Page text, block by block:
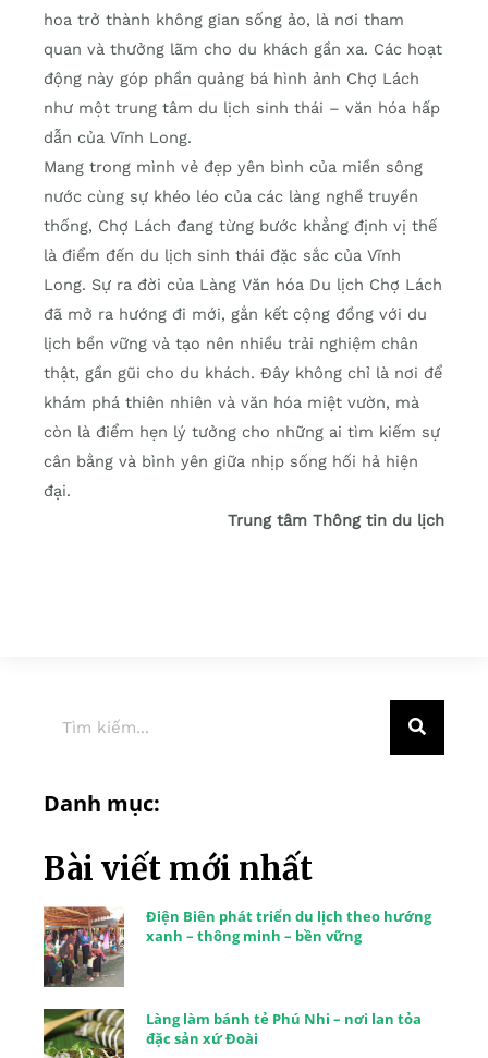
hoa trở thành không gian sống ảo, là nơi tham
quan và thưởng lãm cho du khách gần xa. Các hoạt
động này góp phần quảng bá hình ảnh Chợ Lách
như một trung tâm du lịch sinh thái – văn hóa hấp
dẫn của Vĩnh Long.
Mang trong mình vẻ đẹp yên bình của miền sông
nước cùng sự khéo léo của các làng nghề truyền
thống, Chợ Lách đang từng bước khẳng định vị thế
là điểm đến du lịch sinh thái đặc sắc của Vĩnh
Long. Sự ra đời của Làng Văn hóa Du lịch Chợ Lách
đã mở ra hướng đi mới, gắn kết cộng đồng với du
lịch bền vững và tạo nên nhiều trải nghiệm chân
thật, gần gũi cho du khách. Đây không chỉ là nơi để
khám phá thiên nhiên và văn hóa miệt vườn, mà
còn là điểm hẹn lý tưởng cho những ai tìm kiếm sự
cân bằng và bình yên giữa nhịp sống hối hả hiện
đại.
Trung tâm Thông tin du lịch
Danh mục:
Bài viết mới nhất
Điện Biên phát triển du lịch theo hướng
xanh – thông minh – bền vững
Làng làm bánh tẻ Phú Nhi – nơi lan tỏa
đặc sản xứ Đoài